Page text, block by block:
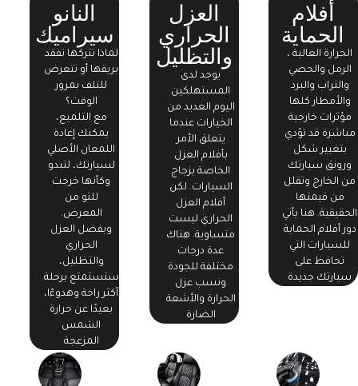
النانو
سيراميك
لماذا تتركها تفقد
بريقها أو تتعرض
للتلف بمرور
الوقت؟
مع التلميع،
يمكنك إعادة
اللمعان الأصلي
لسيارتك، لتبدو
وكأنها خرجت
للتو من
المعرض.
وبفضل العزل
الحراري
والتظليل،
ستستمتع برحلة
أكثر راحة وهدوءًا،
بعيدًا عن حرارة
الشمس
المزعجة
العزل
الحراري
والتظليل
يوجد لدى
المستهلكين
اليوم العديد من
الخيارات عندما
يتعلق الأمر
بأفلام العزل
الخاصة بزجاج
السيارات. لكن
أفلام العزل
الحراري ليست
متساوية. هناك
عدة درجات
مختلفة للجودة
ونسب عزل
الحرارة والأشعة
الضارة
أفلام
الحماية
الحرارة العالية ،
الرمل والحصي
والتراب والبرد
والأمطار كلها
مؤثرات خارجية
مباشرة قد تؤدي
بتغيير شكل
ورونق سيارتك
من الخارج وتقلل
من قيمتها
الحقيقية. هنا يأتي
دور أفلام الحماية
للسيارات التي
تحافظ على
سيارتك جديدة